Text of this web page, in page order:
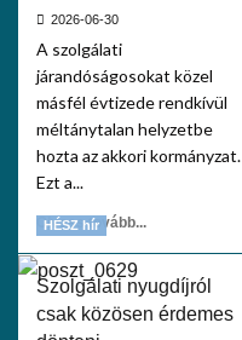
2026-06-30
A szolgálati
járandóságosokat közel
másfél évtizede rendkívül
méltánytalan helyzetbe
hozta az akkori kormányzat.
Ezt a...
Olvass tovább...
HÉSZ hír
Szolgálati nyugdíjról
csak közösen érdemes